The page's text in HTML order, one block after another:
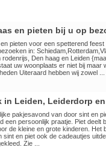
en pieten bij u op
pieten voor een spetterend
in:
Den haag en Leiden
uw woonplaats er niet bij maar
Uiteraard hebben wij zowel ...
in Leiden, Leiderdorp
pakjesavond van door sint en
een persoonlijk praatje. Piet deelt
de kleine en grote kinderen. Het
sint en piet ook de cadeautjes
Zie ...